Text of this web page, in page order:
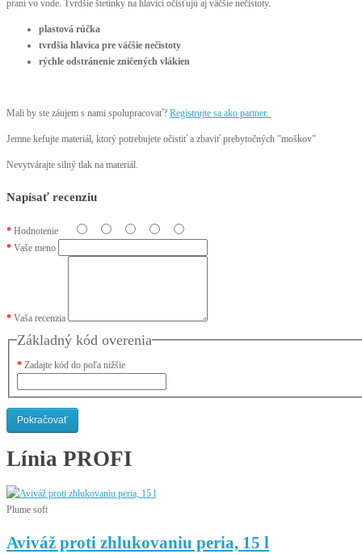
praní vo vode. Tvrdšie štetinky na hlavici očisťujú aj väčšie nečistoty.
plastová rúčka
tvrdšia hlavica pre väčšie nečistoty
rýchle odstránenie zničených vlákien
Mali by ste záujem s nami spolupracovať? Registrujte sa ako partner.
Jemne kefujte materiál, ktorý potrebujete očistiť a zbaviť prebytočných "moškov"
Nevytvárajte silný tlak na materiál.
Napísať recenziu
Hodnotenie
Vaše meno
Vaša recenzia
Základný kód overenia
Zadajte kód do poľa nižšie
Pokračovať
Línia PROFI
Plume soft
Aviváž proti zhlukovaniu peria, 15 l